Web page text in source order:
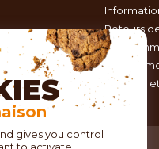
Retours
Nos
Conseils
gives you control